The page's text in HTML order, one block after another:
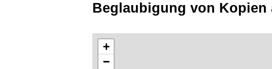
Beglaubigung von Kopien
+
−